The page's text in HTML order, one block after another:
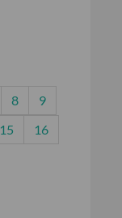
8
9
15
16